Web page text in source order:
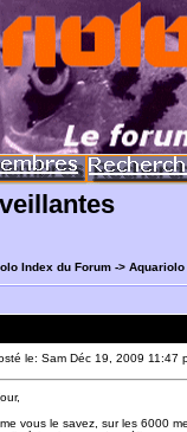
Index du Forum -> Aquariolo
le: Sam Déc 19, 2009 11:47
vous le savez, sur les 6000